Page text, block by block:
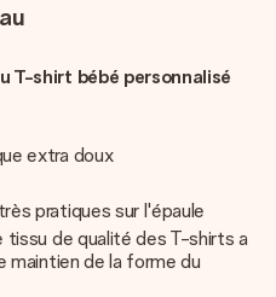
T-shirt bébé personnalisé
extra doux
pratiques sur l'épaule
tissu de qualité des T-shirts a
de la forme du